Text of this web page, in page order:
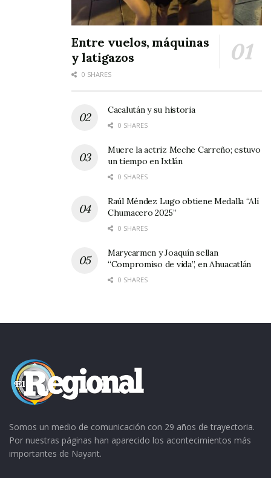
Entre vuelos, máquinas
y latigazos
0 SHARES
Cacalután y su historia
0 SHARES
Muere la actriz Meche Carreño; estuvo
un tiempo en Ixtlán
0 SHARES
Raúl Méndez Lugo obtiene Medalla “Alí
Chumacero 2025”
0 SHARES
Marycarmen y Joaquín sellan
“Compromiso de vida”, en Ahuacatlán
0 SHARES
Somos un medio de comunicación con 29 años de trayectoria.
Por nuestras páginas han aparecido los acontecimientos más
importantes de Nayarit.